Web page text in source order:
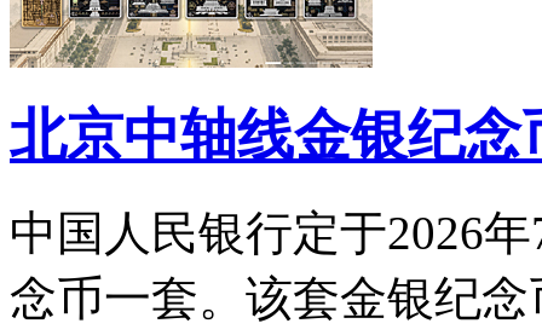
北京中轴线金银纪念
中国人民银行定于2026
念币一套。该套金银纪